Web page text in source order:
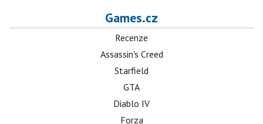
Games.cz
Recenze
Assassin's Creed
Starfield
GTA
Diablo IV
Forza